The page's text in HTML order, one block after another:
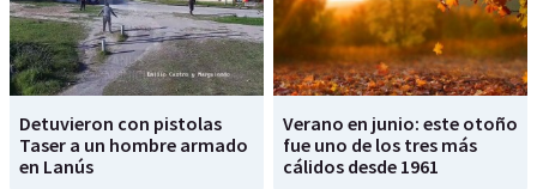
Detuvieron con pistolas
Taser a un hombre armado
en Lanús
Verano en junio: este otoño
fue uno de los tres más
cálidos desde 1961